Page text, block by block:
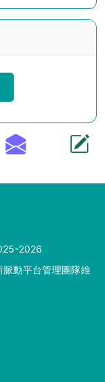
2026
動平台管理團隊維